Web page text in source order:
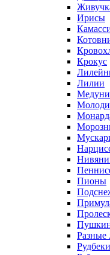
Ирисы
Крокус
Лилии
Пионы
Разные